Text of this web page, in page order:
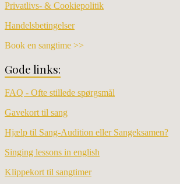
Privatlivs- & Cookiepolitik
Handelsbetingelser
Book en sangtime >>
Gode links:
FAQ - Ofte stillede spørgsmål
Gavekort til sang
Hjælp til Sang-Audition eller Sangeksamen?
Singing lessons in english
Klippekort til sangtimer